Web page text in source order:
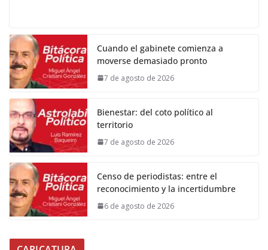
Cuando el gabinete comienza a
moverse demasiado pronto
7 de agosto de 2026
Bienestar: del coto político al
territorio
7 de agosto de 2026
Censo de periodistas: entre el
reconocimiento y la incertidumbre
6 de agosto de 2026